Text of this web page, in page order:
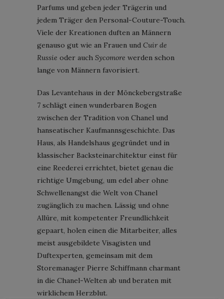
Parfums und geben jeder Trägerin und
jedem Träger den Personal-Couture-Touch.
Viele der Kreationen duften an Männern
genauso gut wie an Frauen und Cuir de
Russie oder auch Sycomore werden schon
lange von Männern favorisiert.
Das Levantehaus in der Mönckebergstraße
7 schlägt einen wunderbaren Bogen
zwischen der Tradition von Chanel und
hanseatischer Kaufmannsgeschichte. Das
Haus, als Handelshaus gegründet und in
klassischer Backsteinarchitektur einst für
eine Reederei errichtet, bietet genau die
richtige Umgebung, um edel aber ohne
Schwellenangst die Welt von Chanel
zugänglich zu machen. Lässig und ohne
Allüre, mit kompetenter Freundlichkeit
gepaart, holen einen die Mitarbeiter, alles
meist ausgebildete Visagisten und
Duftexperten, gemeinsam mit dem
Storemanager Pierre Schiffmann charmant
in die Chanel-Welten ab und beraten mit
wirklichem Herzblut.